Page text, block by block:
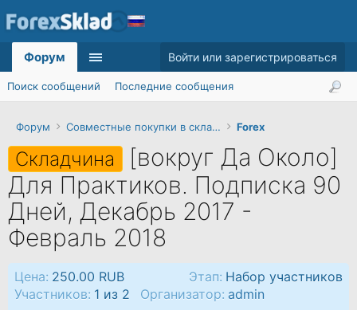
Форум Совместные покупки в складчинуForex
Складчина [вокруг Да Около]
Для Практиков. Подписка 90
Дней, Декабрь 2017 -
Февраль 2018
Этап: Набор участников
Цена: 250.00 RUB
Участников: 1 из 2 Организатор: admin
Форум
Поиск сообщений Последние сообщения
Войти или зарегистрироваться